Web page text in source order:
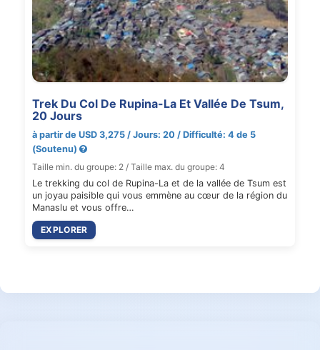
Trek Du Col De Rupina-La Et Vallée De Tsum,
20 Jours
à partir de USD 3,275 / Jours: 20 / Difficulté: 4 de 5
(Soutenu)
Taille min. du groupe: 2 / Taille max. du groupe: 4
Le trekking du col de Rupina-La et de la vallée de Tsum est
un joyau paisible qui vous emmène au cœur de la région du
Manaslu et vous offre…
EXPLORER